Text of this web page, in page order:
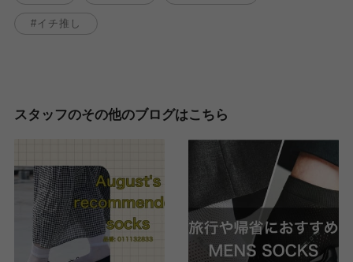
イチ推し
スタッフのその他のブログはこちら